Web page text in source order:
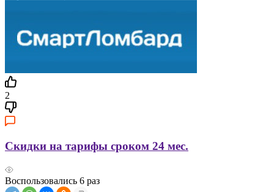
2
Скидки на тарифы сроком 24 мес.
Воспользовались 6 раз